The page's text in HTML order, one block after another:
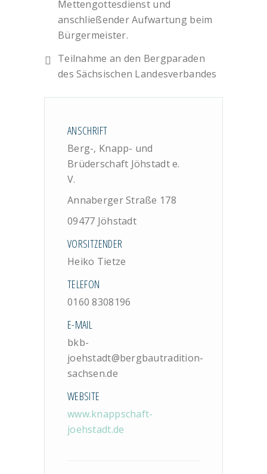
Mettengottesdienst und
anschließender Aufwartung beim
Bürgermeister.
Teilnahme an den Bergparaden
des Sächsischen Landesverbandes
ANSCHRIFT
Berg-, Knapp- und
Brüderschaft Jöhstadt e.
V.
Annaberger Straße 178
09477 Jöhstadt
VORSITZENDER
Heiko Tietze
TELEFON
0160 8308196
E-MAIL
bkb-
joehstadt@bergbautradition-
sachsen.de
WEBSITE
www.knappschaft-
joehstadt.de